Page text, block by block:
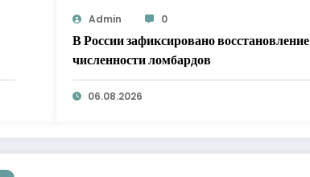
Admin 0
В России зафиксировано восстановление
численности ломбардов
06.08.2026